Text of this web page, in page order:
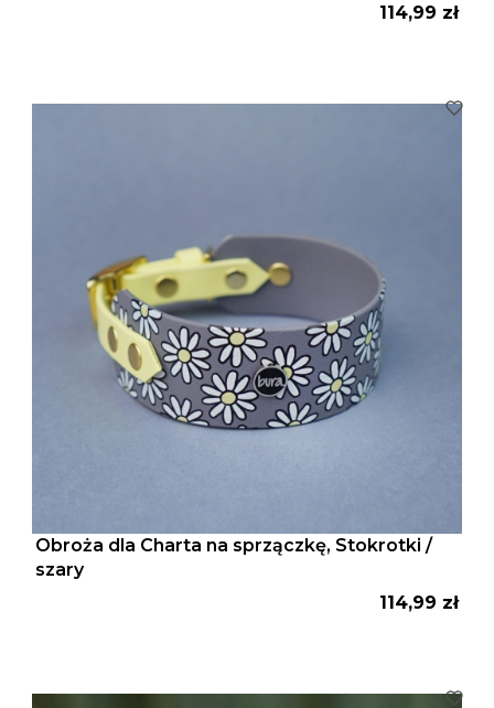
Cena
114,99 zł
Obroża dla Charta na sprzączkę, Stokrotki /
szary
Cena
114,99 zł